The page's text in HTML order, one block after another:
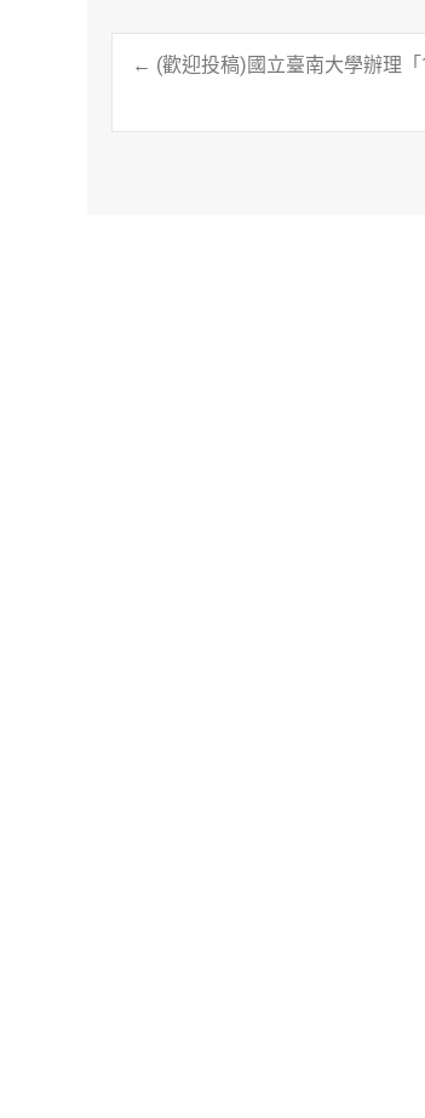
Post
← (歡迎投稿)國立臺南大學辦理